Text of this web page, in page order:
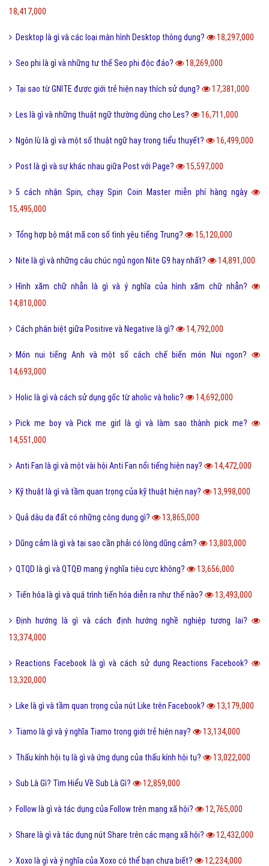
18,417,000
Desktop là gì và các loại màn hình Desktop thông dụng? 18,297,000
Seo phi là gì và những tư thế Seo phi độc đáo? 18,269,000
Tại sao từ GNITE được giới trẻ hiện nay thích sử dụng? 17,381,000
Les là gì và những thuật ngữ thường dùng cho Les? 16,711,000
Ngôn lù là gì và một số thuật ngữ hay trong tiểu thuyết? 16,499,000
Post là gì và sự khác nhau giữa Post với Page? 15,597,000
5 cách nhận Spin, chạy Spin Coin Master miễn phí hàng ngày
15,495,000
Tổng hợp bộ mật mã con số tình yêu tiếng Trung? 15,120,000
Nite là gì và những câu chúc ngủ ngon Nite G9 hay nhất? 14,891,000
Hình xăm chữ nhẫn là gì và ý nghĩa của hình xăm chữ nhẫn?
14,810,000
Cách phân biệt giữa Positive và Negative là gì? 14,792,000
Món nui tiếng Anh và một số cách chế biến món Nui ngon?
14,693,000
Holic là gì và cách sử dụng gốc từ aholic và holic? 14,692,000
Pick me boy và Pick me girl là gì và làm sao thành pick me?
14,551,000
Anti Fan là gì và một vài hội Anti Fan nổi tiếng hiện nay? 14,472,000
Kỹ thuật là gì và tầm quan trọng của kỹ thuật hiện nay? 13,998,000
Quả dâu da đất có những công dụng gì? 13,865,000
Dũng cảm là gì và tại sao cần phải có lòng dũng cảm? 13,803,000
QTQD là gì và QTQĐ mang ý nghĩa tiêu cực không? 13,656,000
Tiến hóa là gì và quá trình tiến hóa diễn ra như thế nào? 13,493,000
Định hướng là gì và cách định hướng nghề nghiệp tương lai?
13,374,000
Reactions Facebook là gì và cách sử dụng Reactions Facebook?
13,320,000
Like là gì và tầm quan trọng của nút Like trên Facebook? 13,179,000
Tiamo là gì và ý nghĩa Tiamo trong giới trẻ hiện nay? 13,134,000
Thấu kính hội tụ là gì và ứng dụng của thấu kính hội tụ? 13,022,000
Sub Là Gì? Tìm Hiểu Về Sub Là Gì? 12,859,000
Follow là gì và tác dụng của Follow trên mạng xã hội? 12,765,000
Share là gì và tác dụng nút Share trên các mạng xã hội? 12,432,000
Xoxo là gì và ý nghĩa của Xoxo có thể bạn chưa biết? 12,234,000